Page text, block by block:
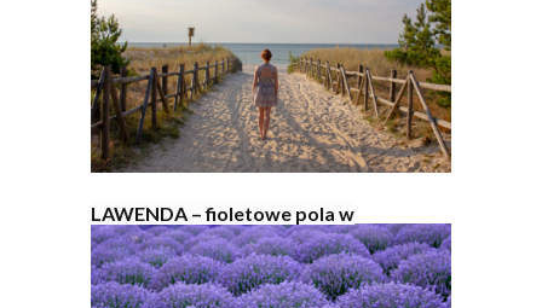
LAWENDA – fioletowe pola w